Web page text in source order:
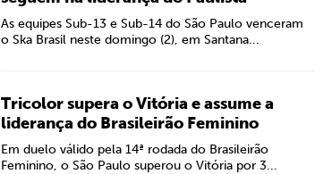
As equipes Sub-13 e Sub-14 do São Paulo venceram
o Ska Brasil neste domingo (2), em Santana...
Tricolor supera o Vitória e assume a
liderança do Brasileirão Feminino
Em duelo válido pela 14ª rodada do Brasileirão
Feminino, o São Paulo superou o Vitória por 3...